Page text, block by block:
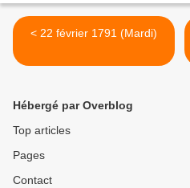
< 22 février 1791 (Mardi)
Hébergé par Overblog
Top articles
Pages
Contact